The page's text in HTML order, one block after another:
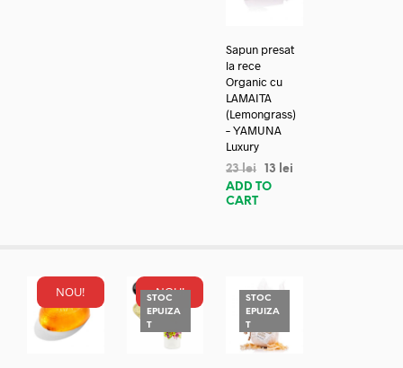
Sapun presat
la rece
Organic cu
LAMAITA
(Lemongrass)
– YAMUNA
Luxury
23lei 13
lei
ADD TO
CART
NOU! NOU!
STOC
EPUIZA
T
STOC
EPUIZA
T